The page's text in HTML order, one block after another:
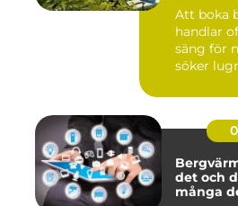
Att boka
handlar
säng för
söker
det och
många